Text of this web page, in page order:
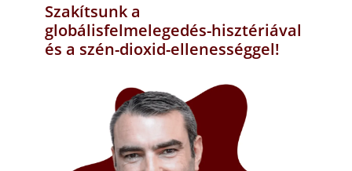
Szakítsunk a
globálisfelmelegedés-hisztériával
és a szén-dioxid-ellenességgel!